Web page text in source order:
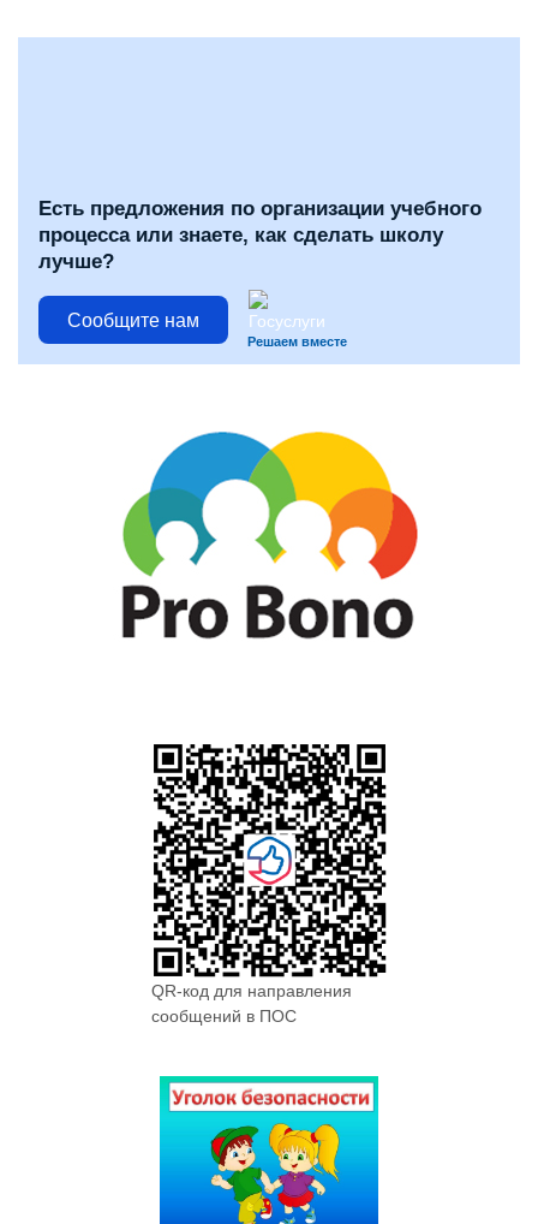
Есть предложения по организации учебного
процесса или знаете, как сделать школу
лучше?
Сообщите нам
Решаем вместе
QR-код для направления
сообщений в ПОС